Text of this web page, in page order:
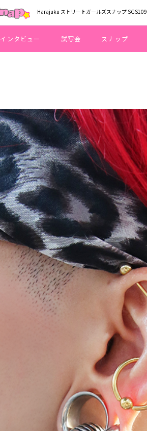
Harajuku ストリートガールズスナップ SGS109
インタビュー 試写会 スナップ